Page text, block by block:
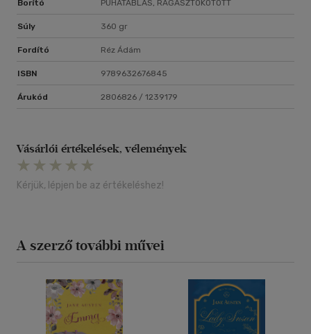
Borító PUHATÁBLÁS, RAGASZTÓKÖTÖTT
Súly 360 gr
Fordító Réz Ádám
ISBN 9789632676845
Árukód 2806826 / 1239179
Vásárlói értékelések, vélemények
Kérjük, lépjen be az értékeléshez!
A szerző további művei